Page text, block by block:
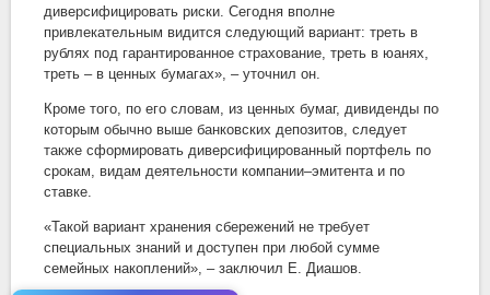
диверсифицировать риски. Сегодня вполне
привлекательным видится следующий вариант: треть в
рублях под гарантированное страхование, треть в юанях,
треть – в ценных бумагах», – уточнил он.
Кроме того, по его словам, из ценных бумаг, дивиденды по
которым обычно выше банковских депозитов, следует
также сформировать диверсифицированный портфель по
срокам, видам деятельности компании–эмитента и по
ставке.
«Такой вариант хранения сбережений не требует
специальных знаний и доступен при любой сумме
семейных накоплений», – заключил Е. Диашов.